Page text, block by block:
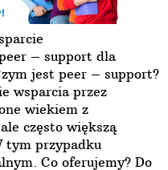
– support dla
jest peer – support?
wsparcia przez
wiekiem z
często większą
tym przypadku
Co oferujemy? Do